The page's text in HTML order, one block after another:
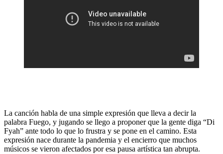
La canción habla de una simple expresión que lleva a decir la
palabra Fuego, y jugando se llego a proponer que la gente diga “Di
Fyah” ante todo lo que lo frustra y se pone en el camino. Esta
expresión nace durante la pandemia y el encierro que muchos
músicos se vieron afectados por esa pausa artística tan abrupta.